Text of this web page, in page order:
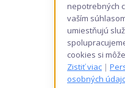
nepotrebných
vaším
umiestňujú
cookies si
Zistiť viac |
osobných